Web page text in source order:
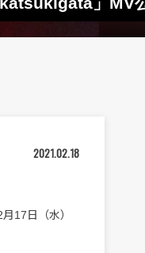
2021.02.18
17日（水）